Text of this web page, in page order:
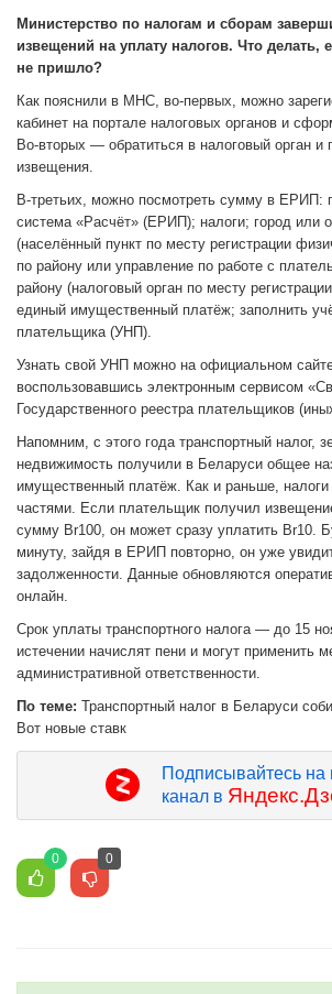
Министерство по налогам и сборам
извещений на уплату налогов. Что делать,
не пришло?
Как пояснили в МНС, во-первых, можно
кабинет на портале налоговых органов и
Во-вторых — обратиться в налоговый орган и
извещения.
В-третьих, можно посмотреть сумму в ЕРИП:
система «Расчёт» (ЕРИП); налоги; город или
(населённый пункт по месту регистрации
по району или управление по работе с
району (налоговый орган по месту
единый имущественный платёж; заполнить
плательщика (УНП).
Узнать свой УНП можно на официальном
воспользовавшись электронным сервисом
Государственного реестра плательщиков
Напомним, с этого года транспортный налог,
недвижимость получили в Беларуси общее
имущественный платёж. Как и раньше,
частями. Если плательщик получил
сумму Br100, он может сразу уплатить Br10.
минуту, зайдя в ЕРИП повторно, он уже
задолженности. Данные обновляются
онлайн.
Срок уплаты транспортного налога — до 15
истечении начислят пени и могут применить
административной ответственности.
По теме: Транспортный налог в Беларуси
Вот новые ставк
Подписывайтесь на
канал в
0 0